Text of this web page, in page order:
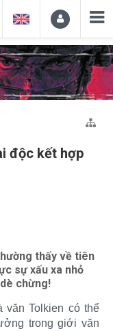
độc kết hợp
thấy về tiên
sự xấu xa nhỏ
chừng!
văn Tolkien có thể
trong giới văn